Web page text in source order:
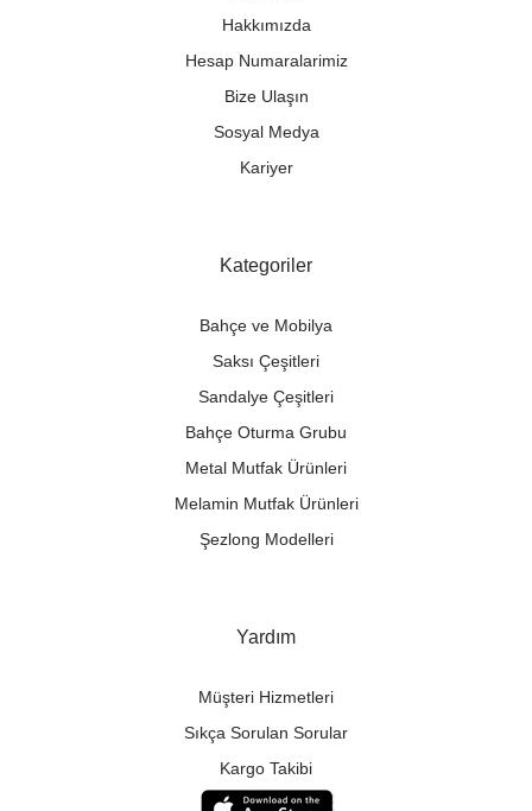
Hakkımızda
Hesap Numaralarimiz
Bize Ulaşın
Sosyal Medya
Kariyer
Kategoriler
Bahçe ve Mobilya
Saksı Çeşitleri
Sandalye Çeşitleri
Bahçe Oturma Grubu
Metal Mutfak Ürünleri
Melamin Mutfak Ürünleri
Şezlong Modelleri
Yardım
Müşteri Hizmetleri
Sıkça Sorulan Sorular
Kargo Takibi